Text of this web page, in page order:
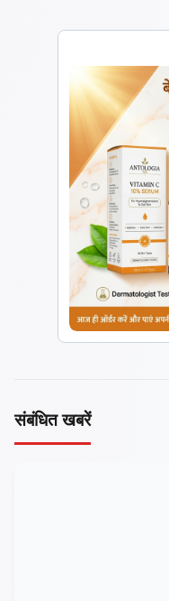
संबंधित खबरें